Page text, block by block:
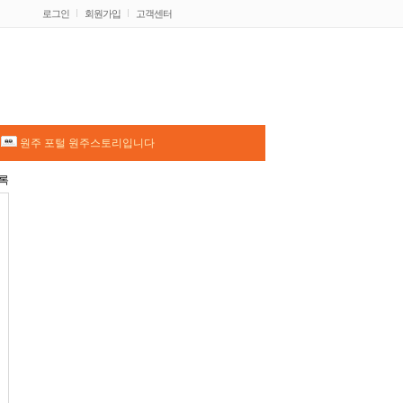
로그인 회원가입 고객센터
원주 포털 원주스토리입니다